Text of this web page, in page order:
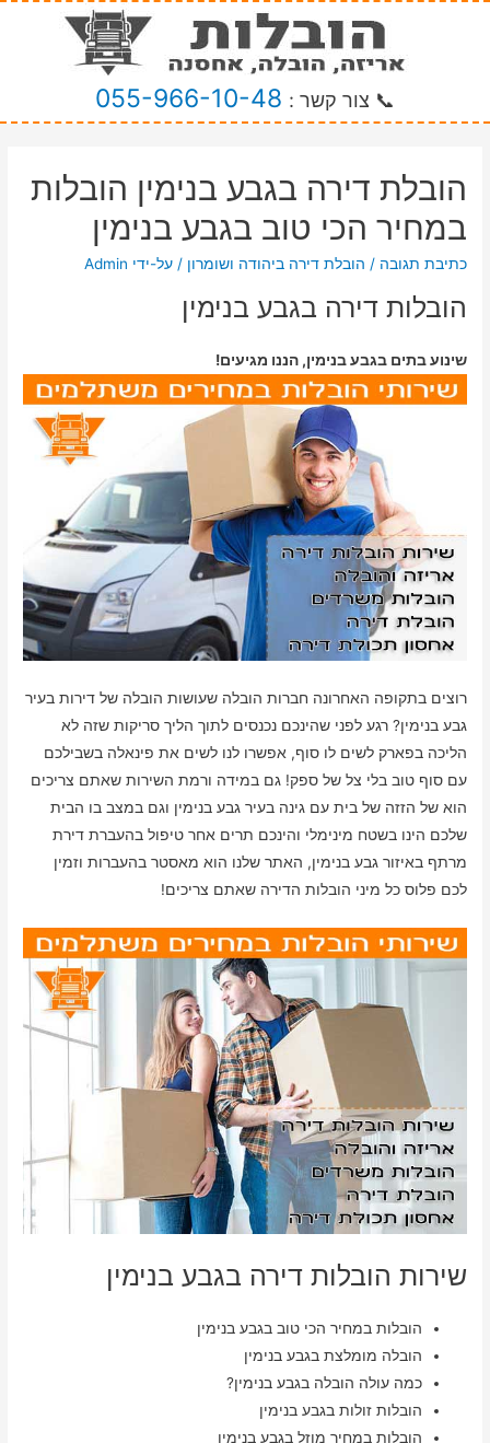
📞 צור קשר : 055-966-10-48
הובלת דירה בגבע בנימין הובלות
במחיר הכי טוב בגבע בנימין
כתיבת תגובה / הובלת דירה ביהודה ושומרון / על-ידי Admin
הובלות דירה בגבע בנימין
שינוע בתים בגבע בנימין, הננו מגיעים!
רוצים בתקופה האחרונה חברות הובלה שעושות הובלה של דירות בעיר
גבע בנימין? רגע לפני שהינכם נכנסים לתוך הליך סריקות שזה לא
הליכה בפארק לשים לו סוף, אפשרו לנו לשים את פינאלה בשבילכם
עם סוף טוב בלי צל של ספק! גם במידה ורמת השירות שאתם צריכים
הוא של הזזה של בית עם גינה בעיר גבע בנימין וגם במצב בו הבית
שלכם הינו בשטח מינימלי והינכם תרים אחר טיפול בהעברת דירת
מרתף באיזור גבע בנימין, האתר שלנו הוא מאסטר בהעברות וזמין
לכם פלוס כל מיני הובלות הדירה שאתם צריכים!
שירות הובלות דירה בגבע בנימין
הובלות במחיר הכי טוב בגבע בנימין
הובלה מומלצת בגבע בנימין
כמה עולה הובלה בגבע בנימין?
הובלות זולות בגבע בנימין
הובלות במחיר מוזל בגבע בנימין